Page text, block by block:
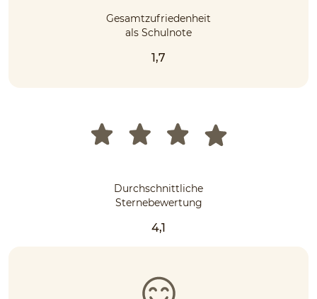
Gesamtzufriedenheit
als Schulnote
1,7
Durchschnittliche
Sternebewertung
4,1